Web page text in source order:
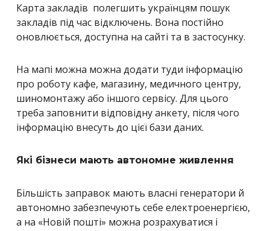
Карта закладів полегшить українцям пошук
закладів під час відключень. Вона постійно
оновлюється, доступна на сайті та в застосунку.
На мапі можна можна додати туди інформацію
про роботу кафе, магазину, медичного центру,
шиномонтажу або іншого сервісу. Для цього
треба заповнити відповідну анкету, після чого
інформацію внесуть до цієї бази даних.
Які бізнеси мають автономне живлення
Більшість заправок мають власні генератори й
автономно забезпечують себе електроенергією,
а на «Новій пошті» можна розрахуватися і